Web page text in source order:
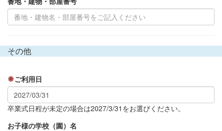
その他
ご利用日
卒業式日程が未定の場合は2027/3/31をお選びください。
お子様の学校（園）名